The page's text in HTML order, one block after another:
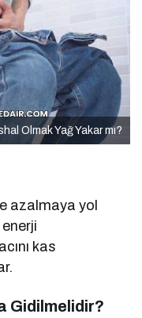
Olmak Yağ Yakar mı?
azalmaya yol
kas
Gidilmelidir?